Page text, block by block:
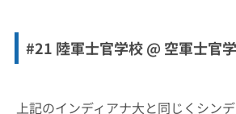
#21 陸軍士官学校 @ 空軍士官
上記のインディアナ大と同じくシン